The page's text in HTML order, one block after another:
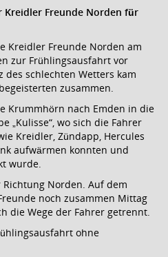
Kreidler Freunde Norden für
Kreidler Freunde Norden am
zur Frühlingsausfahrt vor
des schlechten Wetters kam
zusammen.
Krummhörn nach Emden in die
„Kulisse“, wo sich die Fahrer
Kreidler, Zündapp, Hercules
aufwärmen konnten und
wurde.
Norden. Auf dem
noch zusammen Mittag
die Wege der Fahrer getrennt.
ohne